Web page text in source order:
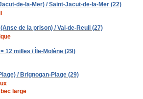
de-la-Mer) / Saint-Jacut-de-la-Mer (22)
de la prison) / Val-de-Reuil (27)
12 milles / Île-Molène (29)
/ Brignogan-Plage (29)
large